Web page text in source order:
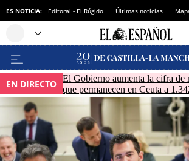
ES NOTICIA: Editoral - El Rúgido Últimas noticias
EN DIRECTO El Gobierno aumenta la cifra de
que permanecen en Ceuta a